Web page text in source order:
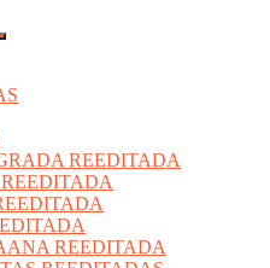
REEDITADA
REEDITADA